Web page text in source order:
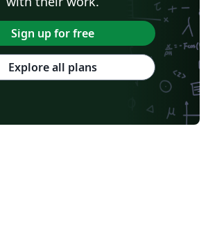
Sign up for free
Explore all plans